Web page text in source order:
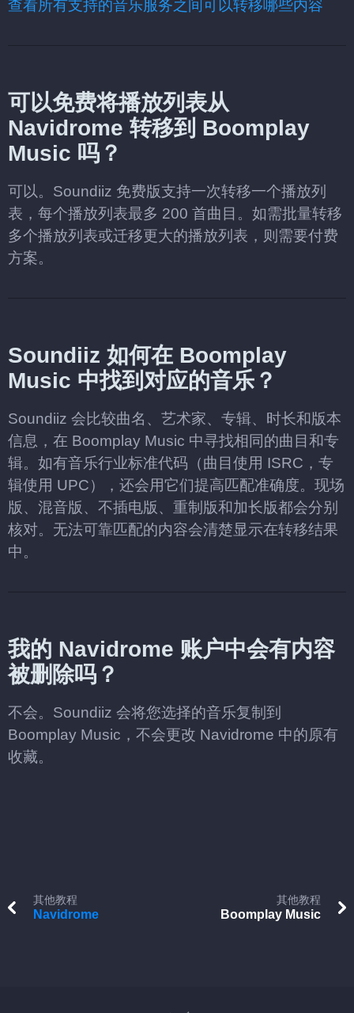
查看所有支持的音乐服务之间可以转移哪些内容
可以免费将播放列表从
Navidrome 转移到 Boomplay
Music 吗？
可以。Soundiiz 免费版支持一次转移一个播放列
表，每个播放列表最多 200 首曲目。如需批量转移
多个播放列表或迁移更大的播放列表，则需要付费
方案。
Soundiiz 如何在 Boomplay
Music 中找到对应的音乐？
Soundiiz 会比较曲名、艺术家、专辑、时长和版本
信息，在 Boomplay Music 中寻找相同的曲目和专
辑。如有音乐行业标准代码（曲目使用 ISRC，专
辑使用 UPC），还会用它们提高匹配准确度。现场
版、混音版、不插电版、重制版和加长版都会分别
核对。无法可靠匹配的内容会清楚显示在转移结果
中。
我的 Navidrome 账户中会有内容
被删除吗？
不会。Soundiiz 会将您选择的音乐复制到
Boomplay Music，不会更改 Navidrome 中的原有
收藏。
其他教程
Navidrome
其他教程
Boomplay Music